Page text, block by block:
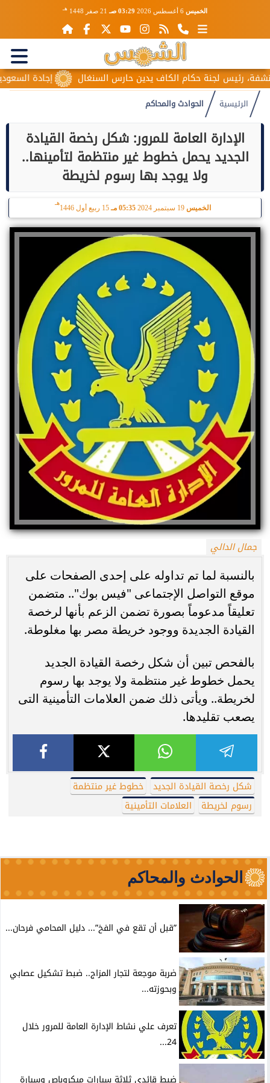
الخميس 03:29 صـ 21 صفر 1448 هـ
إجادة السعودية رئيس لجنة حكام الكاف يدين حارس السنغال
الرئيسية الحوادث والمحاكم
الإدارة العامة للمرور: شكل رخصة القيادة
الجديد يحمل خطوط غير منتظمة لتأمينها..
ولا يوجد بها رسوم لخريطة
الخميس 19 سبتمبر 2024 05:35 مـ 15 ربيع أول 1446
هـ
جمال الدالي
بالنسبة لما تم تداوله على إحدى الصفحات على
موقع التواصل الإجتماعى "فيس بوك".. متضمن
تعليقاً مدعوماً بصورة تضمن الزعم بأنها لرخصة
القيادة الجديدة ووجود خريطة مصر بها مغلوطة.
بالفحص تبين أن شكل رخصة القيادة الجديد
يحمل خطوط غير منتظمة ولا يوجد بها رسوم
لخريطة.. ويأتى ذلك ضمن العلامات التأمينية التى
يصعب تقليدها.
شكل رخصة القيادة الجديد
خطوط غير منتظمة
رسوم لخريطة
العلامات التأمينية
الحوادث والمحاكم
”قبل أن تقع في الفخ”... دليل المحامي فرحان...
ضربة موجعة لتجار المزاج.. ضبط تشكيل عصابي
وبحوزته...
تعرف علي نشاط الإدارة العامة للمرور خلال
24...